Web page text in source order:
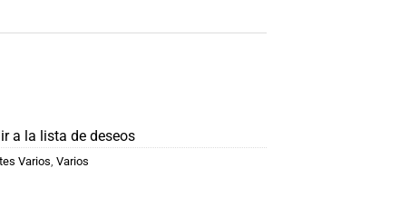
a la lista de deseos
Varios, Varios